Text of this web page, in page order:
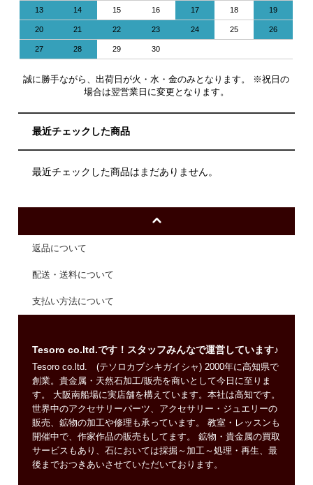
13 14 15 16 17 18 19
20 21 22 23 24 25 26
27 28 29 30
誠に勝手ながら、出荷日が火・水・金のみとなります。 ※祝日の
場合は翌営業日に変更となります。
最近チェックした商品
最近チェックした商品はまだありません。
返品について
配送・送料について
支払い方法について
Tesoro co.ltd.です！スタッフみんなで運営しています♪
Tesoro co.ltd. (テソロカブシキガイシャ) 2000年に高知県で
創業。貴金属・天然石加工/販売を商いとして今日に至りま
す。 大阪南船場に実店舗を構えています。本社は高知です。
世界中のアクセサリーパーツ、アクセサリー・ジュエリーの
販売、鉱物の加工や修理も承っています。 教室・レッスンも
開催中で、作家作品の販売もしてます。 鉱物・貴金属の買取
サービスもあり、石においては採掘～加工～処理・再生、最
後までおつきあいさせていただいております。